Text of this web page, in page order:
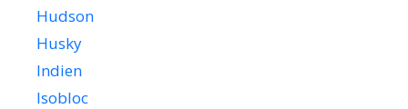
Hudson
Husky
Indien
Isobloc